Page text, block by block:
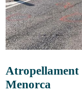
Menorca